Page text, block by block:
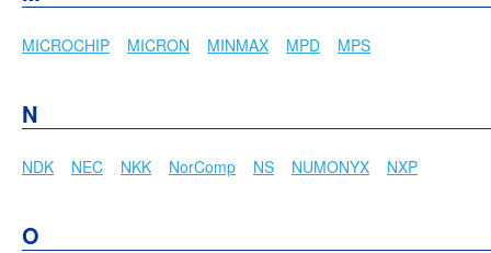
MICROCHIP MICRON MINMAX MPD MPS
N
NDK NEC NKK NorComp NS NUMONYX NXP
O